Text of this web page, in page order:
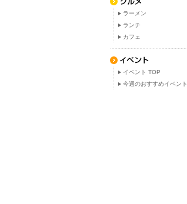
ラーメン
ランチ
カフェ
イベント TOP
今週のおすすめイベント